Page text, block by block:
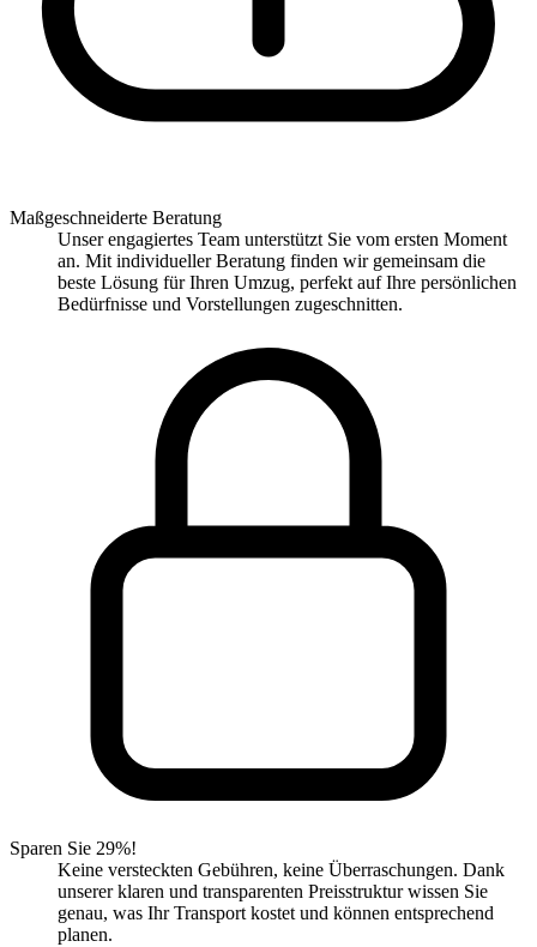
Maßgeschneiderte Beratung
Unser engagiertes Team unterstützt Sie vom ersten Moment
an. Mit individueller Beratung finden wir gemeinsam die
beste Lösung für Ihren Umzug, perfekt auf Ihre persönlichen
Bedürfnisse und Vorstellungen zugeschnitten.
Sparen Sie 29%!
Keine versteckten Gebühren, keine Überraschungen. Dank
unserer klaren und transparenten Preisstruktur wissen Sie
genau, was Ihr Transport kostet und können entsprechend
planen.